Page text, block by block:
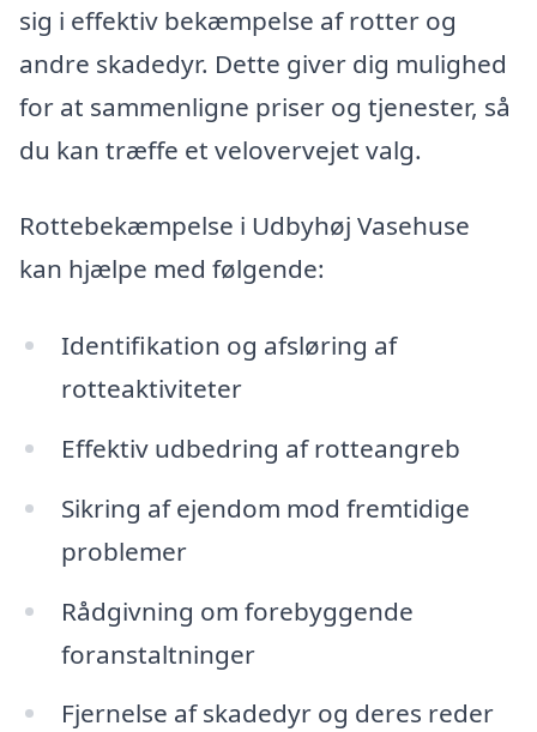
sig i effektiv bekæmpelse af rotter og
andre skadedyr. Dette giver dig mulighed
for at sammenligne priser og tjenester, så
du kan træffe et velovervejet valg.
Rottebekæmpelse i Udbyhøj Vasehuse
kan hjælpe med følgende:
Identifikation og afsløring af
rotteaktiviteter
Effektiv udbedring af rotteangreb
Sikring af ejendom mod fremtidige
problemer
Rådgivning om forebyggende
foranstaltninger
Fjernelse af skadedyr og deres reder